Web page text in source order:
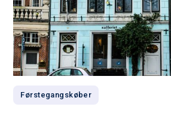
Førstegangskøber